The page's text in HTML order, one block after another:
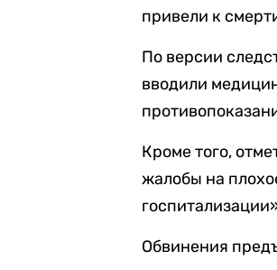
привели к
По версии
вводили
Кроме того,
жалобы на
Обвинения